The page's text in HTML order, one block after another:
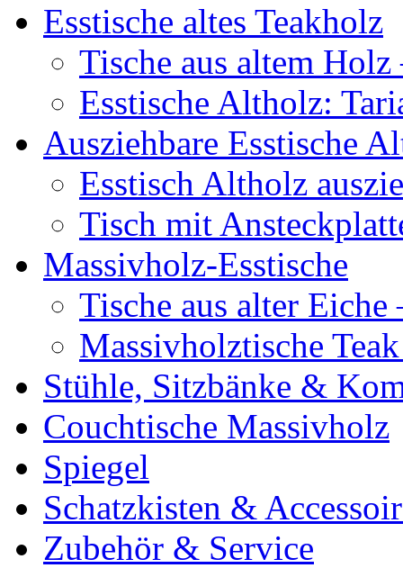
Esstische altes Teakholz
Tische aus altem
Esstische Altholz:
Ausziehbare Esstische
Esstisch Altholz
Tisch mit
Massivholz-Esstische
Tische aus alter
Massivholztische
Stühle, Sitzbänke &
Couchtische Massivholz
Spiegel
Schatzkisten &
Zubehör & Service